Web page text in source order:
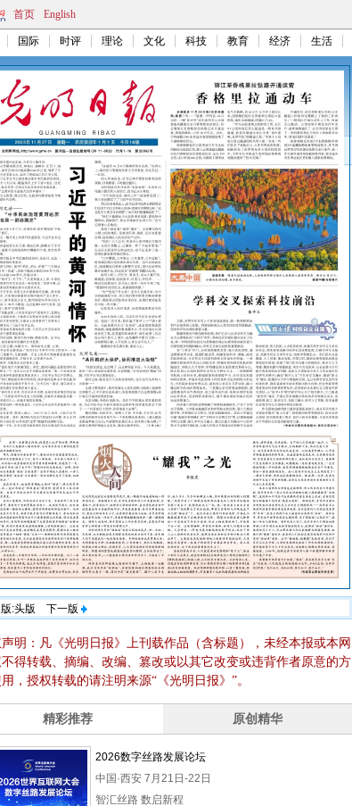
首页 English
国际 时评 理论 文化 科技 教育 经济 生活
:头版 下一版
声明：凡《光明日报》上刊载作品（含标题），未经本报或本网
得转载、摘编、改编、篡改或以其它改变或违背作者原意的方
，授权转载的请注明来源“《光明日报》”。